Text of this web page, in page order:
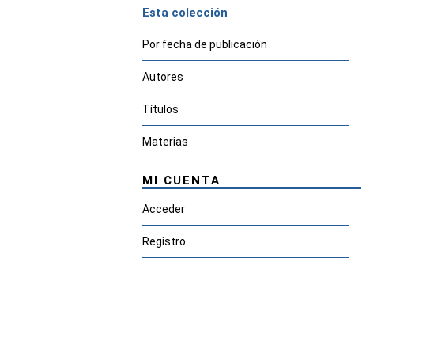
Esta colección
Por fecha de publicación
Autores
Títulos
Materias
MI CUENTA
Acceder
Registro